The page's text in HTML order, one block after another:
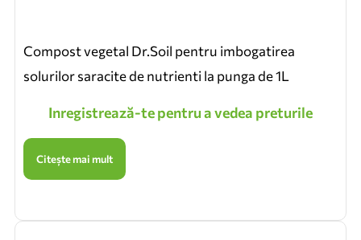
Compost vegetal Dr.Soil pentru imbogatirea
solurilor saracite de nutrienti la punga de 1L
Inregistrează-te pentru a vedea preturile
Citește mai mult